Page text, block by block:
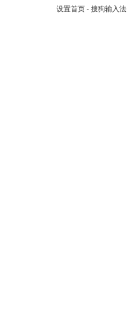
设置首页 - 搜狗输入法